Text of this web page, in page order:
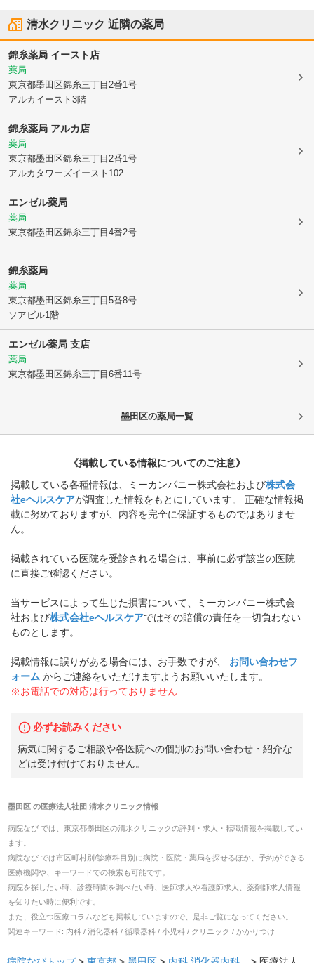
清水クリニック 近隣の薬局
錦糸薬局 イースト店
薬局
東京都墨田区錦糸三丁目2番1号
アルカイースト3階
錦糸薬局 アルカ店
薬局
東京都墨田区錦糸三丁目2番1号
アルカタワーズイースト102
エンゼル薬局
薬局
東京都墨田区錦糸三丁目4番2号
錦糸薬局
薬局
東京都墨田区錦糸三丁目5番8号
ソアビル1階
エンゼル薬局 支店
薬局
東京都墨田区錦糸三丁目6番11号
墨田区の薬局一覧
《掲載している情報についてのご注意》
掲載している各種情報は、ミーカンパニー株式会社および株式会
社eヘルスケアが調査した情報をもとにしています。 正確な情報掲
載に努めておりますが、内容を完全に保証するものではありませ
ん。
掲載されている医院を受診される場合は、事前に必ず該当の医院
に直接ご確認ください。
当サービスによって生じた損害について、ミーカンパニー株式会
社および株式会社eヘルスケアではその賠償の責任を一切負わない
ものとします。
掲載情報に誤りがある場合には、お手数ですが、
お問い合わせフ
ォーム からご連絡をいただけますようお願いいたします。
※お電話での対応は行っておりません
必ずお読みください
病気に関するご相談や各医院への個別のお問い合わせ・紹介な
どは受け付けておりません。
墨田区の医療法人社団 清水クリニック情報
病院なび では、 東京都墨田区の清水クリニックの評判・求人・転職情報を掲載してい
ます。
病院なび では市区町村別/診療科目別に病院・医院・薬局を探せるほか、予約ができる
医療機関や、キーワードでの検索も可能です。
病院を探したい時、診療時間を調べたい時、医師求人や看護師求人、薬剤師求人情報
を知りたい時に便利です。
また、役立つ医療コラムなども掲載していますので、是非ご覧になってください。
関連キーワード: 内科 / 消化器科 / 循環器科 / 小児科 / クリニック / かかりつけ